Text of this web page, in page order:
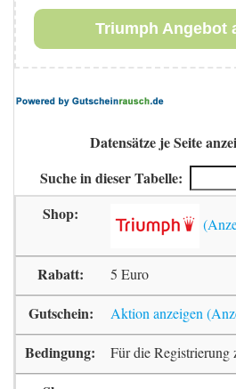
Triumph Angebot
Datensätze je Seite
Suche in dieser Tabelle:
5 Euro
Aktion anzeigen
Für die Registrierung